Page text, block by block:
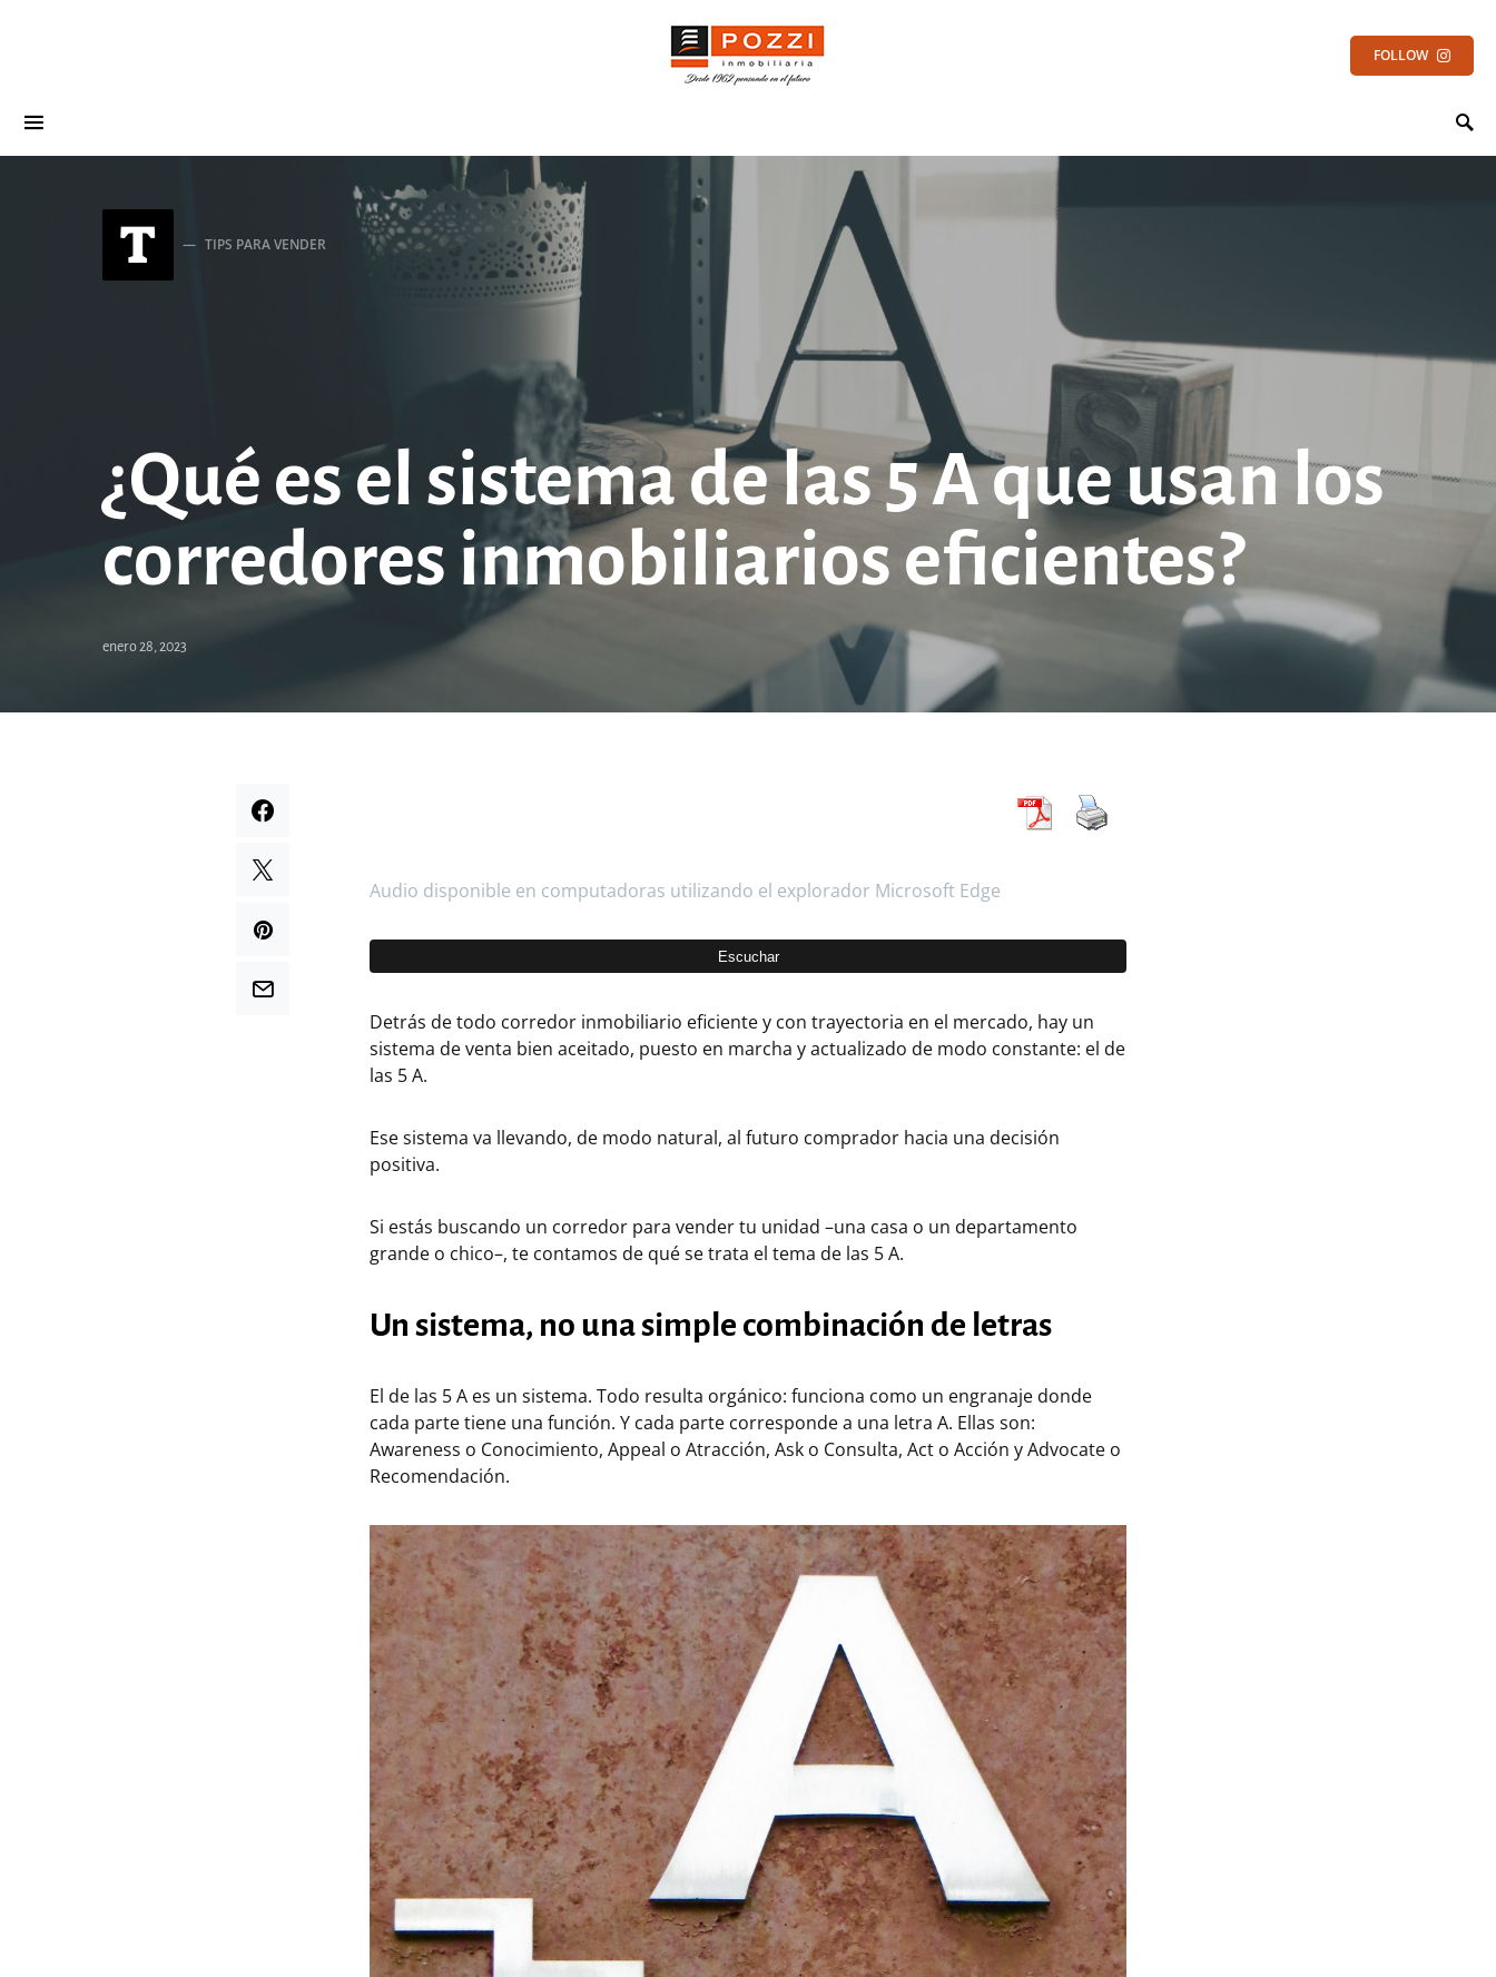
FOLLOW
T TIPS PARA VENDER
¿Qué es el sistema de las 5 A que usan los
corredores inmobiliarios eficientes?
enero 28, 2023
Audio disponible en computadoras utilizando el explorador Microsoft Edge
Detrás de todo corredor inmobiliario eficiente y con trayectoria en el mercado, hay un
sistema de venta bien aceitado, puesto en marcha y actualizado de modo constante: el de
las 5 A.
Ese sistema va llevando, de modo natural, al futuro comprador hacia una decisión
positiva.
Si estás buscando un corredor para vender tu unidad –una casa o un departamento
grande o chico–, te contamos de qué se trata el tema de las 5 A.
Un sistema, no una simple combinación de letras
El de las 5 A es un sistema. Todo resulta orgánico: funciona como un engranaje donde
cada parte tiene una función. Y cada parte corresponde a una letra A. Ellas son:
Awareness o Conocimiento, Appeal o Atracción, Ask o Consulta, Act o Acción y Advocate o
Recomendación.